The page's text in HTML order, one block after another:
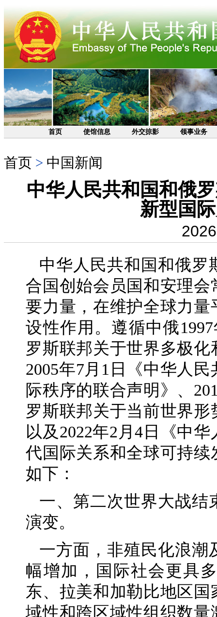
首页 使馆信息 外交掠影 领事业务
首页 > 中国新闻
中华人民共和国和俄
新型国
中华人民共和国和俄罗
合国创始会员国和安理
要力量，在维护全球力
设性作用。遵循中俄
罗斯联邦关于世界多极
2005年7月1日《中华人
际秩序的联合声明》、
罗斯联邦关于当前世界
以及2022年2月4日《中
代国际关系和全球可持
如下：
一、第二次世界大战结
演变。
一方面，非殖民化浪潮
幅增加，国际社会更具
东、拉美和加勒比地区
域性和跨区域性组织数